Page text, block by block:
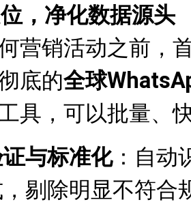
，净化数据源头
营销活动之前，
底的全球
具，可以批量、
与标准化：自动
剔除明显不符合